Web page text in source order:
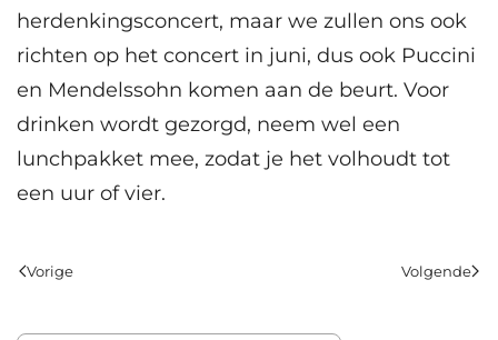
herdenkingsconcert, maar we zullen ons ook
richten op het concert in juni, dus ook Puccini
en Mendelssohn komen aan de beurt. Voor
drinken wordt gezorgd, neem wel een
lunchpakket mee, zodat je het volhoudt tot
een uur of vier.
Vorige Volgende